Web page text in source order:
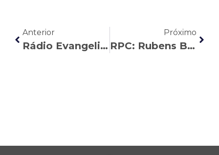
Anterior
Rádio Evangelizar: André Lopes responde a perguntas sobre Direito do Trabalho no programa Diálogo
Próximo
RPC: Rubens Bordinhão fala sobre demissões discriminatórias